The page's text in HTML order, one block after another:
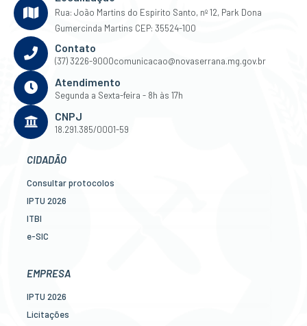
Rua: João Martins do Espirito Santo, nº 12, Park Dona
Gumercinda Martins CEP: 35524-100
Contato
(37) 3226-9000comunicacao@novaserrana.mg.gov.br
Atendimento
Segunda a Sexta-feira - 8h às 17h
CNPJ
18.291.385/0001-59
CIDADÃO
Consultar protocolos
IPTU 2026
ITBI
e-SIC
Legislação
EMPRESA
IPTU 2026
Licitações